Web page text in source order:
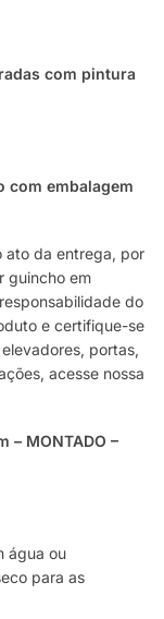
com pintura
com embalagem
ato da entrega, por
guincho em
do
e certifique-se
portas,
acesse nossa
– MONTADO –
água ou
para as